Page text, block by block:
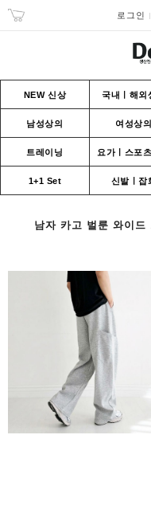
로그인
NEW 신상 국내ㅣ해외
남성상의 여성상의
트레이닝 요가ㅣ스포
1+1 Set 신발ㅣ잡
남자 카고 벌룬 와이